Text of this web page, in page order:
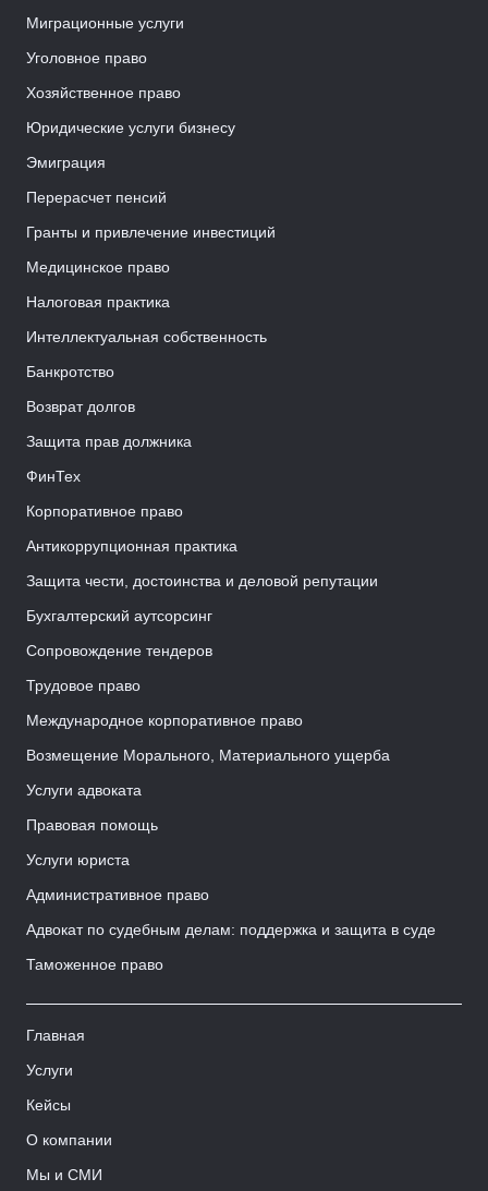
Миграционные услуги
Уголовное право
Хозяйственное право
Юридические услуги бизнесу
Эмиграция
Перерасчет пенсий
Гранты и привлечение инвестиций
Медицинское право
Налоговая практика
Интеллектуальная собственность
Банкротство
Возврат долгов
Защита прав должника
ФинТех
Корпоративное право
Антикоррупционная практика
Защита чести, достоинства и деловой репутации
Бухгалтерский аутсорсинг
Сопровождение тендеров
Трудовое право
Международное корпоративное право
Возмещение Морального, Материального ущерба
Услуги адвоката
Правовая помощь
Услуги юриста
Административное право
Адвокат по судебным делам: поддержка и защита в суде
Таможенное право
Главная
Услуги
Кейсы
О компании
Мы и СМИ